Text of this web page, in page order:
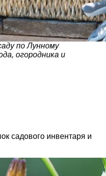
по Лунному
огородника и
садового инвентаря и